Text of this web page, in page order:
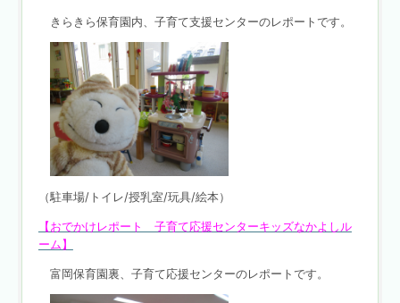
きらきら保育園内、子育て支援センターのレポートです。
（駐車場/トイレ/授乳室/玩具/絵本）
【おでかけレポート 子育て応援センターキッズなかよしル
ーム】
富岡保育園裏、子育て応援センターのレポートです。